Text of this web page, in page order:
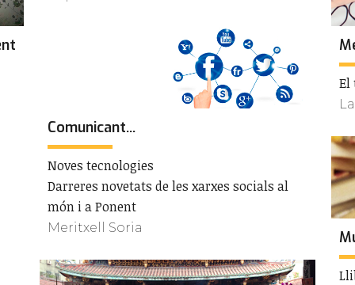
Comunicant...
Noves tecnologies
Darreres novetats de les xarxes socials al
món i a Ponent
Meritxell Soria
El